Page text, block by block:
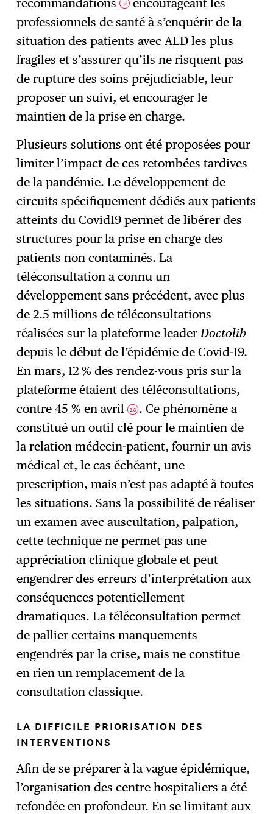
9
professionnels de santé à s’enquérir de la
situation des patients avec ALD les plus
fragiles et s’assurer qu’ils ne risquent pas
de rupture des soins préjudiciable, leur
proposer un suivi, et encourager le
maintien de la prise en charge.
Plusieurs solutions ont été proposées pour
limiter l’impact de ces retombées tardives
de la pandémie. Le développement de
circuits spécifiquement dédiés aux patients
atteints du Covid19 permet de libérer des
structures pour la prise en charge des
patients non contaminés. La
téléconsultation a connu un
développement sans précédent, avec plus
de 2.5 millions de téléconsultations
réalisées sur la plateforme leaderDoctolib
depuis le début de l’épidémie de Covid-19.
En mars, 12 % des rendez-vous pris sur la
plateforme étaient des téléconsultations,
contre 45 % en avril10 . Ce phénomène a
constitué un outil clé pour le maintien de
la relation médecin-patient, fournir un avis
médical et, le cas échéant, une
prescription, mais n’est pas adapté à toutes
les situations. Sans la possibilité de réaliser
un examen avec auscultation, palpation,
cette technique ne permet pas une
appréciation clinique globale et peut
engendrer des erreurs d’interprétation aux
conséquences potentiellement
dramatiques. La téléconsultation permet
de pallier certains manquements
engendrés par la crise, mais ne constitue
en rien un remplacement de la
consultation classique.
LA DIFFICILE PRIORISATION DES
INTERVENTIONS
Afin de se préparer à la vague épidémique,
l’organisation des centre hospitaliers a été
refondée en profondeur. En se limitant aux